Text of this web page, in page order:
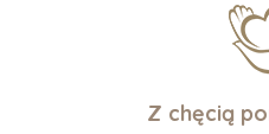
Z chęcią